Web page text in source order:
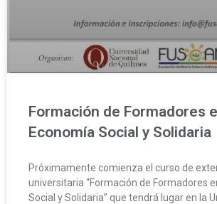
Formación de Formadores
Economía Social y Solidaria
Próximamente comienza el curso de
universitaria “Formación de Formadores
Social y Solidaria” que tendrá lugar en la